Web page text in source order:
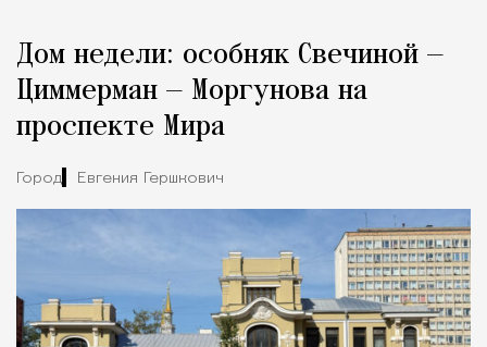
Город
Дом недели: особняк Свечиной —
Циммерман — Моргунова на
проспекте Мира
Город Евгения Гершкович